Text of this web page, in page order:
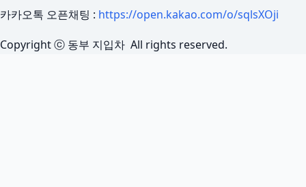
카카오톡 오픈채팅 : https://open.kakao.com/o/sqlsXOji
Copyright ⓒ 동부 지입차 All rights reserved.